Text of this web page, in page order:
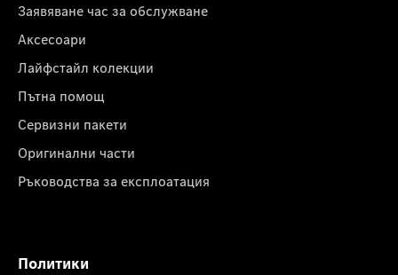
Заявяване час за обслужване
Аксесоари
Лайфстайл колекции
Пътна помощ
Сервизни пакети
Оригинални части
Ръководства за експлоатация
Политики